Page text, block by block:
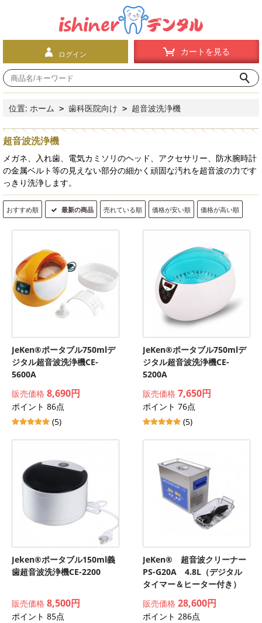
ログイン カートを見る
位置: ホーム > 歯科医院向け > 超音波洗浄機
超音波洗浄機
メガネ、入れ歯、電気カミソリのヘッド、アクセサリー、防水腕時計
の金属ベルト等の見えない部分の細かく頑固な汚れを超音波の力です
っきり洗浄します。
おすすめ順 最新の商品 売れている順 価格が安い順 価格が高い順
JeKen®ポータブル750mlデ
ジタル超音波洗浄機CE-
5600A
販売価格 8,690円
ポイント 86点
(5)
JeKen®ポータブル750mlデ
ジタル超音波洗浄機CE-
5200A
販売価格 7,650円
ポイント 76点
(5)
Jeken®ポータブル150ml義
歯超音波洗浄機CE-2200
販売価格 8,500円
ポイント 85点
JeKen® 超音波クリーナー
PS-G20A 4.8L（デジタル
タイマー＆ヒーター付き）
販売価格 28,600円
ポイント 286点